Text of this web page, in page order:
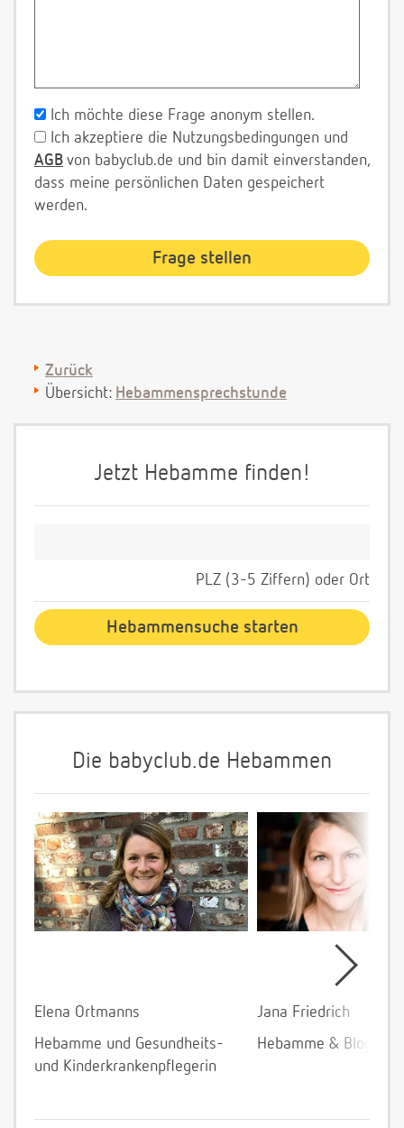
Ich möchte diese Frage anonym stellen.
Ich akzeptiere die Nutzungsbedingungen und
AGB von babyclub.de und bin damit einverstanden,
dass meine persönlichen Daten gespeichert
werden.
Zurück
Übersicht: Hebammensprechstunde
Jetzt Hebamme finden!
PLZ (3-5 Ziffern) oder Ort
Die babyclub.de Hebammen
Elena Ortmanns
Hebamme und Gesundheits-
und Kinderkrankenpflegerin
Jana Friedrich
Hebamme &